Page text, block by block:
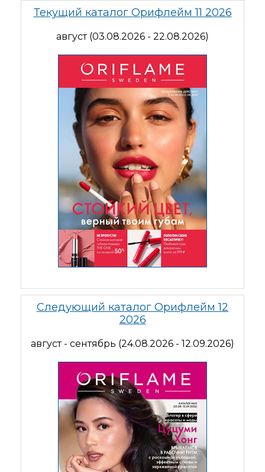
Текущий каталог Орифлейм 11 2026
август (03.08.2026 - 22.08.2026)
Следующий каталог Орифлейм 12
2026
август - сентябрь (24.08.2026 - 12.09.2026)